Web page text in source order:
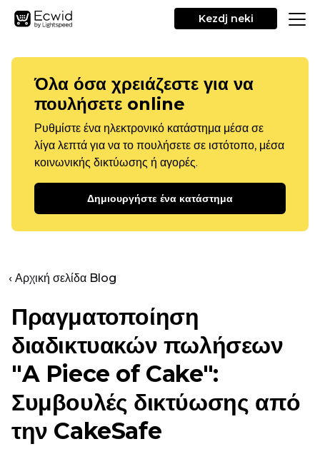
Kezdj neki
Όλα όσα χρειάζεστε για να
πουλήσετε online
Ρυθμίστε ένα ηλεκτρονικό κατάστημα μέσα σε
λίγα λεπτά για να το πουλήσετε σε ιστότοπο, μέσα
κοινωνικής δικτύωσης ή αγορές.
Δημιουργήστε ένα κατάστημα
‹ Αρχική σελίδα Blog
Πραγματοποίηση
διαδικτυακών πωλήσεων
"A Piece of Cake":
Συμβουλές δικτύωσης από
την CakeSafe